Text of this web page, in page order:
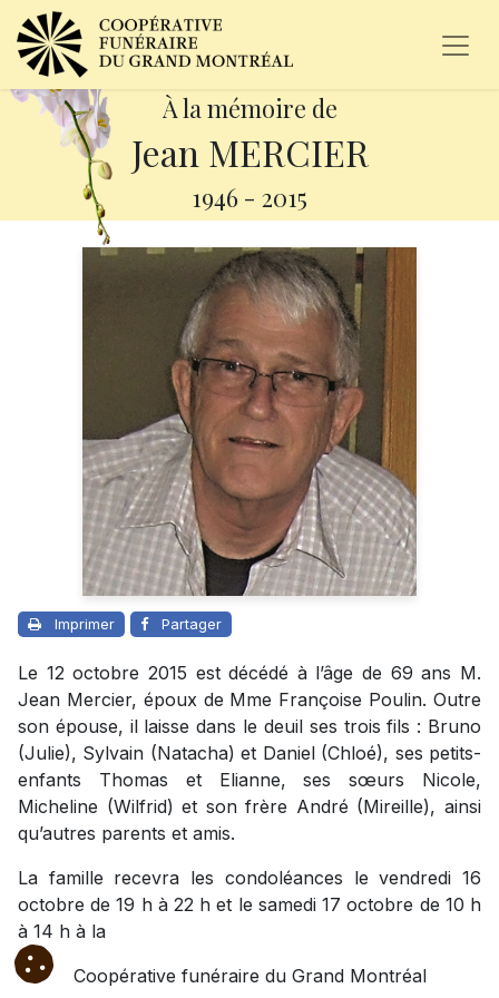
À la mémoire de
Jean MERCIER
1946 - 2015
Imprimer Partager
Le 12 octobre 2015 est décédé à l’âge de 69 ans M.
Jean Mercier, époux de Mme Françoise Poulin. Outre
son épouse, il laisse dans le deuil ses trois fils : Bruno
(Julie), Sylvain (Natacha) et Daniel (Chloé), ses petits-
enfants Thomas et Elianne, ses sœurs Nicole,
Micheline (Wilfrid) et son frère André (Mireille), ainsi
qu’autres parents et amis.
La famille recevra les condoléances le vendredi 16
octobre de 19 h à 22 h et le samedi 17 octobre de 10 h
à 14 h à la
Coopérative funéraire du Grand Montréal